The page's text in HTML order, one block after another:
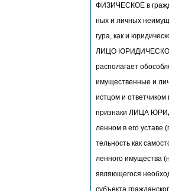
ФИЗИЧЕСКОЕ в
ных и личных
гура, как и
ЛИЦО ЮРИДИЧЕСКОЕ -
располагает
имущественные и
истцом и
признаки ЛИЦА
ленном в его уставе
тельность как
ленного имущества
являющегося
субъекта